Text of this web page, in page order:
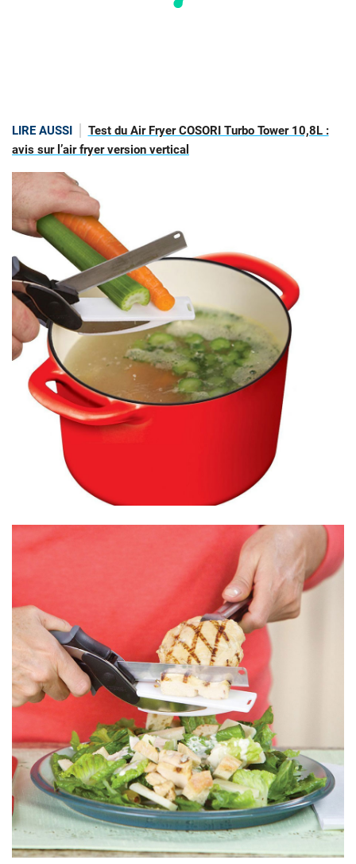
LIRE AUSSI
Test du Air Fryer COSORI Turbo Tower 10,8L :
avis sur l’air fryer version vertical